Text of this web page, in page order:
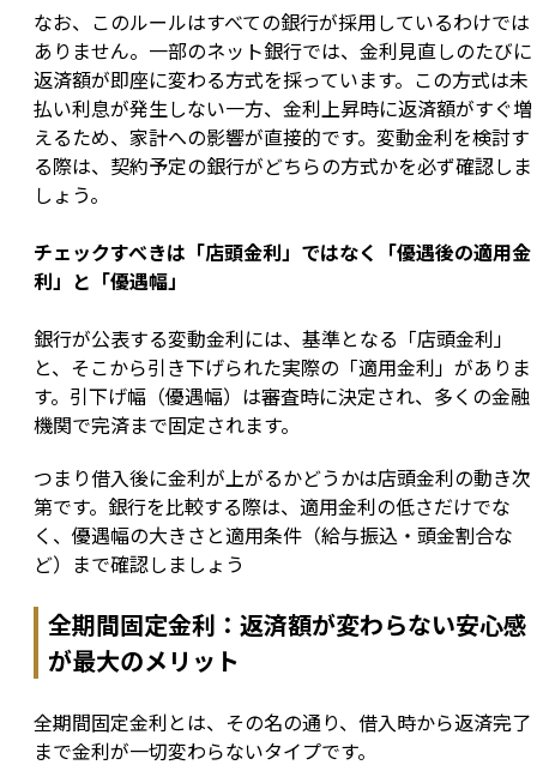
なお、このルールはすべての銀行が採用しているわけでは
ありません。一部のネット銀行では、金利見直しのたびに
返済額が即座に変わる方式を採っています。この方式は未
払い利息が発生しない一方、金利上昇時に返済額がすぐ増
えるため、家計への影響が直接的です。変動金利を検討す
る際は、契約予定の銀行がどちらの方式かを必ず確認しま
しょう。
チェックすべきは「店頭金利」ではなく「優遇後の適用金
利」と「優遇幅」
銀行が公表する変動金利には、基準となる「店頭金利」
と、そこから引き下げられた実際の「適用金利」がありま
す。引下げ幅（優遇幅）は審査時に決定され、多くの金融
機関で完済まで固定されます。
つまり借入後に金利が上がるかどうかは店頭金利の動き次
第です。銀行を比較する際は、適用金利の低さだけでな
く、優遇幅の大きさと適用条件（給与振込・頭金割合な
ど）まで確認しましょう
全期間固定金利：返済額が変わらない安心感
が最大のメリット
全期間固定金利とは、その名の通り、借入時から返済完了
まで金利が一切変わらないタイプです。